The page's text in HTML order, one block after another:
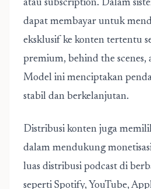
atau subscription. Dalam
dapat membayar untuk
eksklusif ke konten tertentu
premium, behind the scenes,
Model ini menciptakan
stabil dan berkelanjutan.
Distribusi konten juga
dalam mendukung
luas distribusi podcast di
seperti Spotify, YouTube,